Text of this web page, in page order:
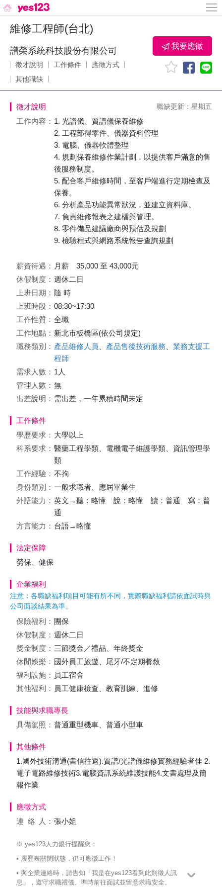
維修工程師(台北)
譜榮系統科技股份有限公司
徵才說明 工作條件
應徵方式
其他職缺
我要應徵
徵才說明 職缺更新：星期五
工作內容： 1. 光譜儀、質譜儀保養維修
2. 工程部得零件、儀器資料管理
3. 電腦、儀器軟體整理
4. 規劃保養維修作業計劃，以提供客戶滿意的售
後服務制度。
5. 配合客戶維修時間，至客戶端進行定期檢查及
保養。
6. 分析產品功能異常狀況，並建立資料庫。
7. 負責維修報表之建檔與管理。
8. 零件備品建議廠商與預估及規劃
9. 檢驗程式與網路系統報告查詢規劃
薪資待遇： 月薪 35,000 至 43,000元
休假制度： 週休二日
上班日期： 隨 時
上班時段： 08:30~17:30
工作性質： 全職
工作地點： 新北市板橋區(依公司規定)
職務類別： 產品維修人員 產品售後技術服務
業務支援工
程師
需求人數： 1人
管理人數： 無
出差說明： 需出差，一年累積時間未定
工作條件
學歷要求： 大學以上
科系要求： 醫藥工程學類、電機電子維護學類、資訊管理學
類
工作經驗： 不拘
身份類別： 一般求職者、應屆畢業生
外語能力： 英文→聽：略懂 說：略懂 讀：普通 寫：普
通
方言能力： 台語→略懂
法定保障
勞保、健保
企業福利
注意：各職缺福利項目可能有所不同，實際職缺福利請依面試時與
公司面談結果為準。
保險福利： 團保
休假制度： 週休二日
獎金制度： 三節獎金／禮品、年終獎金
休閒娛樂： 國外員工旅遊、尾牙/不定期餐敘
福利設施： 員工宿舍
其他福利： 員工健康檢查、教育訓練、進修
技能與求職專長
具備駕照： 普通重型機車、普通小型車
其他條件
1.國外技術溝通(書信往返).質譜/光譜儀維修實務經驗者佳 2.
電子電路維修技術3.電腦資訊系統維護技能4.文書處理及簡
報作業
應徵方式
連絡
人： 張小姐
※ yes123人力銀行提醒您：
• 履歷表關閉狀態，仍可應徵工作！
• 與企業連絡時，請告知「我是在yes123看到此則徵人訊
息」，遵守求職禮儀、準時前往面試並留意求職安全。